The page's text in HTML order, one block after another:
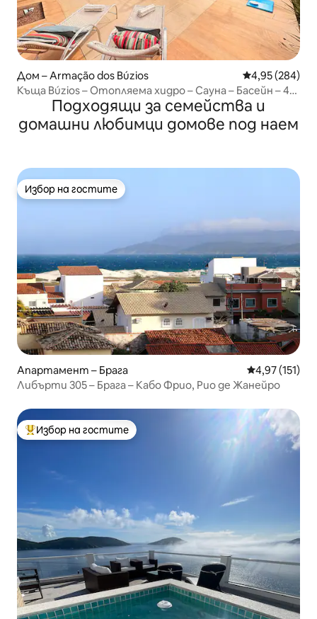
Дом – Armação dos Búzios Средна
4,95 (284)
Къща Búzios – Отопляема хидро – Сауна – Басейн – 4
апартамента
Подходящи за семейства и
домашни любимци домове под наем
Избор на гостите
Избор на гостите
Апартамент – Брага Средна
4,97 (151)
Либърти 305 – Брага – Кабо Фрио, Рио де Жанейро
Най-популярен избор на гостите
Избор на гостите